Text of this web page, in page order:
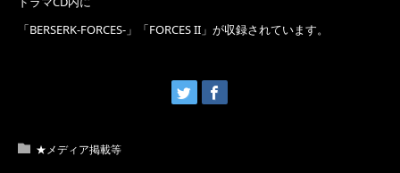
「BERSERK-FORCES-」「FORCES II」が収録されています。
★メディア掲載等